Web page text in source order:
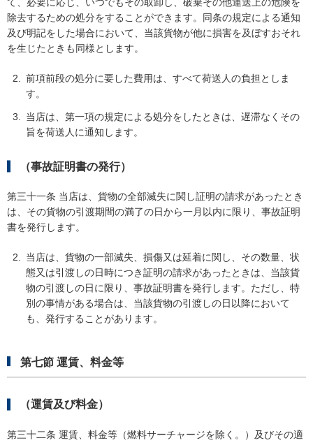
除去するための処分をすることができます。同条の規定による通知
及び明記をした場合において、当該貨物が他に損害を及ぼすおそれ
を生じたときも同様とします。
前項前段の処分に要した費用は、すべて荷送人の負担としま
す。
当店は、第一項の規定による処分をしたときは、遅滞なくその
旨を荷送人に通知します。
（事故証明書の発行）
第三十一条 当店は、貨物の全部滅失に関し証明の請求があったとき
は、その貨物の引渡期間の満了の日から一月以内に限り、事故証明
書を発行します。
当店は、貨物の一部滅失、損傷又は延着に関し、その数量、状
態又は引渡しの日時につき証明の請求があったときは、当該貨
物の引渡しの日に限り、事故証明書を発行します。ただし、特
別の事情がある場合は、当該貨物の引渡しの日以降において
も、発行することがあります。
第七節 運賃、料金等
（運賃及び料金）
第三十二条 運賃、料金等（燃料サーチャージを除く。）及びその適